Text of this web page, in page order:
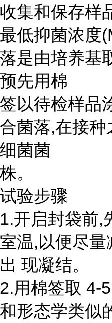
收集和保存样
最低抑菌浓度
落是由培养基
预先用棉
签以待检样品
合菌落,在接
细菌菌
株。
试验步骤
1.开启封袋前,
室温,以便尽量
出 现凝结。
2.用棉签取 4-
和形态学类似